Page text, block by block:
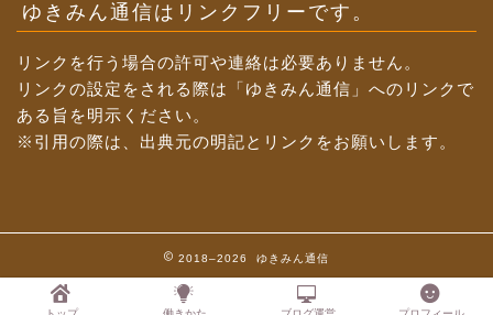
ゆきみん通信はリンクフリーです。
リンクを行う場合の許可や連絡は必要ありません。
リンクの設定をされる際は「ゆきみん通信」へのリンクで
ある旨を明示ください。
※引用の際は、出典元の明記とリンクをお願いします。
2018–2026 ゆきみん通信